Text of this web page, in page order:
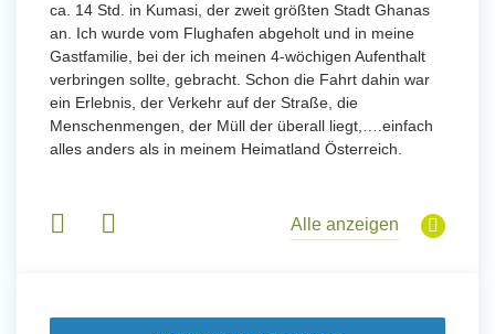
ca. 14 Std. in Kumasi, der zweit größten Stadt Ghanas
an. Ich wurde vom Flughafen abgeholt und in meine
Gastfamilie, bei der ich meinen 4-wöchigen Aufenthalt
verbringen sollte, gebracht. Schon die Fahrt dahin war
ein Erlebnis, der Verkehr auf der Straße, die
Menschenmengen, der Müll der überall liegt,….einfach
alles anders als in meinem Heimatland Österreich.
Alle anzeigen